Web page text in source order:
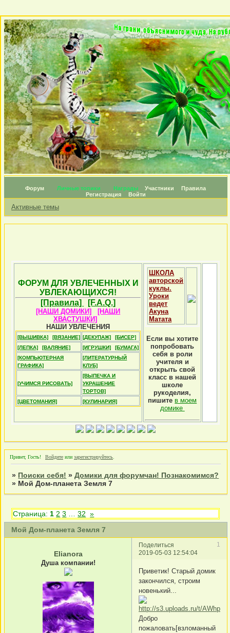
Форум Личные топики Награды Участники
Правила
Регистрация
Войти
Активные темы
ФОРУМ ДЛЯ УВЛЕЧЕННЫХ И
УВЛЕКАЮЩИХСЯ!
[Правила]
[F.A.Q.]
[НАШИ ДОМИКИ]
[НАШИ
ХВАСТУШКИ]
НАШИ УВЛЕЧЕНИЯ
[ВЫШИВКА] [ВЯЗАНИЕ] [ДЕКУПАЖ]
[БИСЕР]
[ЛЕПКА]
[ВАЛЯНИЕ] [ИГРУШКИ]
[БУМАГА]
[КОМПЬЮТЕРНАЯ
ГРАФИКА]
[ЛИТЕРАТУРНЫЙ
КЛУБ]
[УЧИМСЯ РИСОВАТЬ]
[ВЫПЕЧКА И
УКРАШЕНИЕ
ТОРТОВ]
[ЦВЕТОМАНИЯ]
[КУЛИНАРИЯ]
ШКОЛА
авторской
куклы.
Уроки
ведет
Акуна
Матата
Если вы хотите
попробовать
себя в роли
учителя и
открыть свой
класс в нашей
школе
рукоделия,
пишите в моем
домике
Привет, Гость! Войдите или зарегистрируйтесь
» Поиски себя! »Домики для форумчан! Познакомимся?
» Мой Дом-планета Земля 7
Мой Дом-планета Земля 7
Страница: 1 2 3 32 »
Поделиться
1
2019-05-03 12:54:04
Elianora
Душа компании!
Приветик! Старый домик
закончился, строим
новенький...
Добро
пожаловать[взломанный